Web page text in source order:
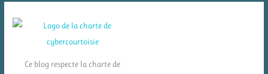
Ce blog respecte la charte de